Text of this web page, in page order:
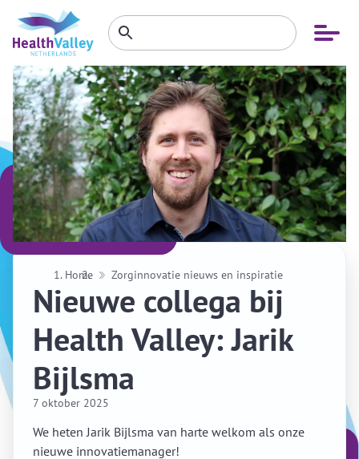
Open
menu
Zoeken
binnen
website
Zoeken
Home Zorginnovatie nieuws en inspiratie
Nieuwe collega bij
Health Valley: Jarik
Bijlsma
7 oktober 2025
We heten Jarik Bijlsma van harte welkom als onze
nieuwe innovatiemanager!